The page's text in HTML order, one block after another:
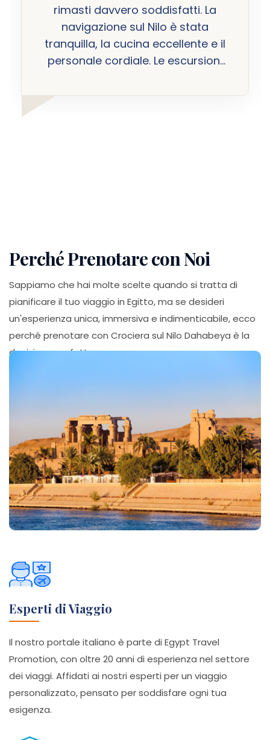
rimasti davvero soddisfatti. La
navigazione sul Nilo è stata
tranquilla, la cucina eccellente e il
personale cordiale. Le escursioni
organizzate e ci hanno permesso
Perché Prenotare con Noi
Sappiamo che hai molte scelte quando si tratta di
pianificare il tuo viaggio in Egitto, ma se desideri
un'esperienza unica, immersiva e indimenticabile, ecco
perché prenotare con Crociera sul Nilo Dahabeya è la
decisione perfetta:
Esperti di Viaggio
Il nostro portale italiano è parte di Egypt Travel
Promotion, con oltre 20 anni di esperienza nel settore
dei viaggi. Affidati ai nostri esperti per un viaggio
personalizzato, pensato per soddisfare ogni tua
esigenza.